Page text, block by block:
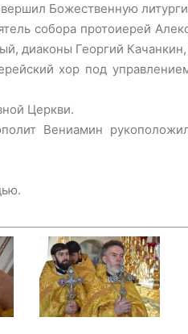
Божественную
собора протоиерей
диаконы Георгий
хор под
Церкви.
Вениамин